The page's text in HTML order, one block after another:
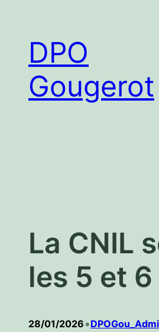
contenuDPO
Gougerot
La CNIL
les 5 et
28/01/2026•